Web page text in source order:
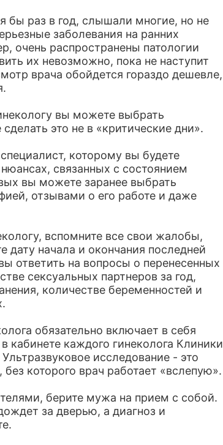
бы раз в год, слышали многие, но не
заболевания на ранних
очень распространены патологии
их невозможно, пока не наступит
врача обойдется гораздо дешевле,
вы можете выбрать
это не в «критические дни».
которому вы будете
связанных с состоянием
вы можете заранее выбрать
отзывами о его работе и даже
вспомните все свои жалобы,
начала и окончания последней
ответить на вопросы о перенесенных
сексуальных партнеров за год,
количестве беременностей и
обязательно включает в себя
кабинете каждого гинеколога Клиники
исследование - это
которого врач работает «вслепую».
берите мужа на прием с собой.
за дверью, а диагноз и